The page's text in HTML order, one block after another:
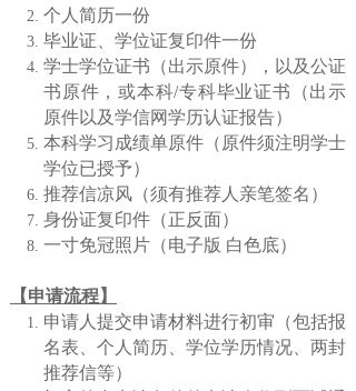
个人简历一份
毕业证、学位证复印件一份
学士学位证书（出示原件），以及公证
书原件，或本科/专科毕业证书（出示
原件以及学信网学历认证报告）
本科学习成绩单原件（原件须注明学士
学位已授予）
推荐信凉风（须有推荐人亲笔签名）
身份证复印件（正反面）
一寸免冠照片（电子版 白色底）
【申请流程】
申请人提交申请材料进行初审（包括报
名表、个人简历、学位学历情况、两封
推荐信等）